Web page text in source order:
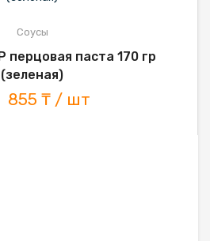
Соусы
перцовая паста 170 гр
(зеленая)
855 ₸ / шт